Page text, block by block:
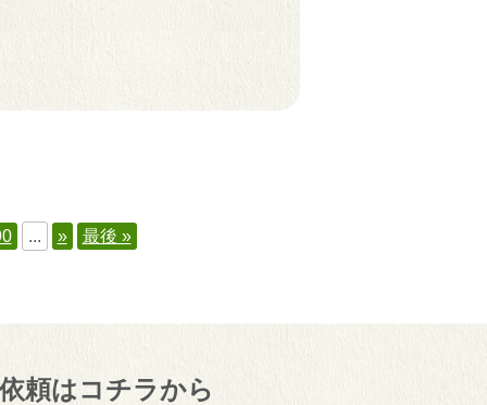
... » 最後 »
頼はコチラから